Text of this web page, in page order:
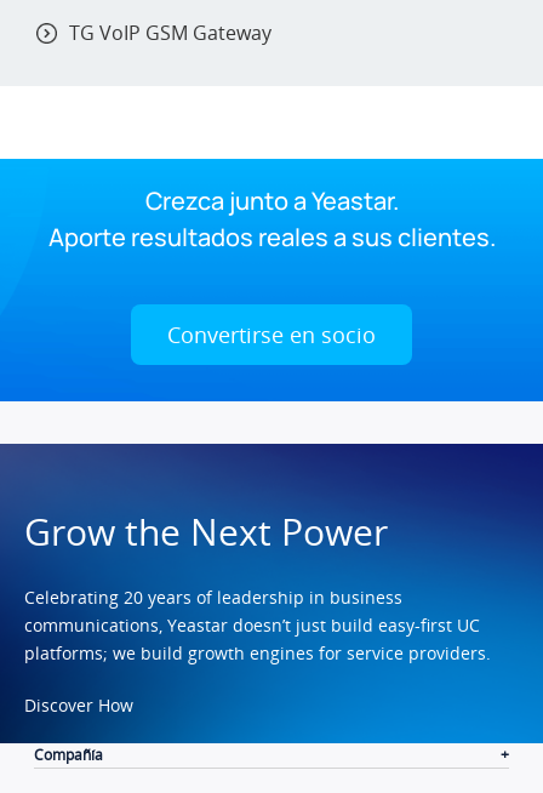
TG VoIP GSM Gateway
Crezca junto a Yeastar.
Aporte resultados reales a sus clientes.
Convertirse en socio
Grow the Next Power
Celebrating 20 years of leadership in business
communications, Yeastar doesn’t just build easy-first UC
platforms; we build growth engines for service providers.
Discover How
Compañía